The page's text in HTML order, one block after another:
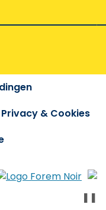
Privacy & Cookies
❚❚